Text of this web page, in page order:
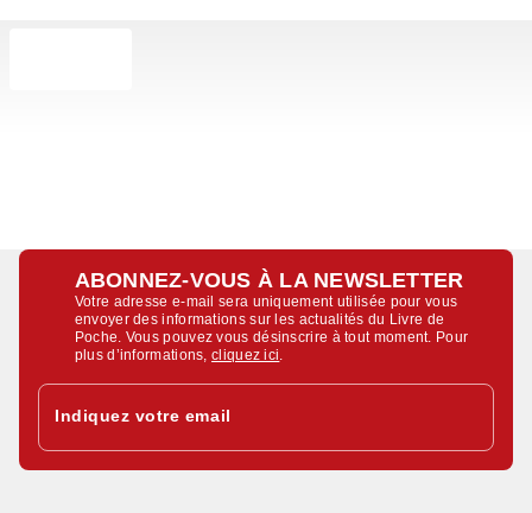
ABONNEZ-VOUS À LA NEWSLETTER
Votre adresse e-mail sera uniquement utilisée pour vous
envoyer des informations sur les actualités du Livre de
Poche. Vous pouvez vous désinscrire à tout moment. Pour
plus d’informations,cliquez ici
Indiquez votre email